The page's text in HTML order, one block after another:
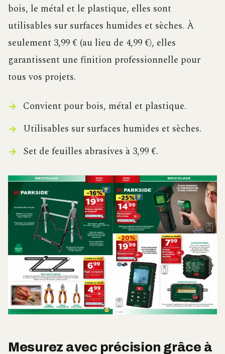
bois, le métal et le plastique, elles sont
utilisables sur surfaces humides et sèches. À
seulement 3,99 € (au lieu de 4,99 €), elles
garantissent une finition professionnelle pour
tous vos projets.
Convient pour bois, métal et plastique.
Utilisables sur surfaces humides et sèches.
Set de feuilles abrasives à 3,99 €.
Mesurez avec précision grâce à